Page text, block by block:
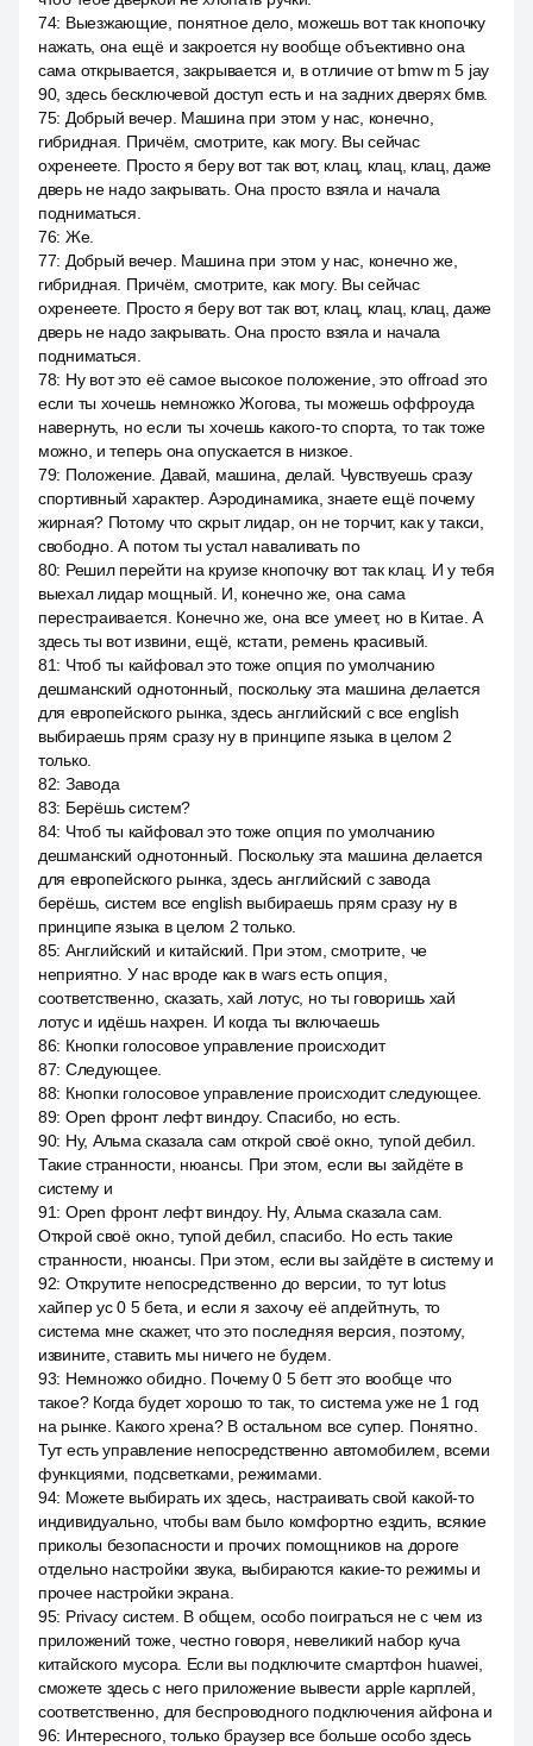
74: Выезжающие, понятное дело, можешь вот так кнопочку
нажать, она ещё и закроется ну вообще объективно она
сама открывается, закрывается и, в отличие от bmw m 5 jay
90, здесь бесключевой доступ есть и на задних дверях бмв.
75: Добрый вечер. Машина при этом у нас, конечно,
гибридная. Причём, смотрите, как могу. Вы сейчас
охренеете. Просто я беру вот так вот, клац, клац, клац, даже
дверь не надо закрывать. Она просто взяла и начала
подниматься.
76: Же.
77: Добрый вечер. Машина при этом у нас, конечно же,
гибридная. Причём, смотрите, как могу. Вы сейчас
охренеете. Просто я беру вот так вот, клац, клац, клац, даже
дверь не надо закрывать. Она просто взяла и начала
подниматься.
78: Ну вот это её самое высокое положение, это offroad это
если ты хочешь немножко Жогова, ты можешь оффроуда
навернуть, но если ты хочешь какого-то спорта, то так тоже
можно, и теперь она опускается в низкое.
79: Положение. Давай, машина, делай. Чувствуешь сразу
спортивный характер. Аэродинамика, знаете ещё почему
жирная? Потому что скрыт лидар, он не торчит, как у такси,
свободно. А потом ты устал наваливать по
80: Решил перейти на круизе кнопочку вот так клац. И у тебя
выехал лидар мощный. И, конечно же, она сама
перестраивается. Конечно же, она все умеет, но в Китае. А
здесь ты вот извини, ещё, кстати, ремень красивый.
81: Чтоб ты кайфовал это тоже опция по умолчанию
дешманский однотонный, поскольку эта машина делается
для европейского рынка, здесь английский с все english
выбираешь прям сразу ну в принципе языка в целом 2
только.
82: Завода
83: Берёшь систем?
84: Чтоб ты кайфовал это тоже опция по умолчанию
дешманский однотонный. Поскольку эта машина делается
для европейского рынка, здесь английский с завода
берёшь, систем все english выбираешь прям сразу ну в
принципе языка в целом 2 только.
85: Английский и китайский. При этом, смотрите, че
неприятно. У нас вроде как в wars есть опция,
соответственно, сказать, хай лотус, но ты говоришь хай
лотус и идёшь нахрен. И когда ты включаешь
86: Кнопки голосовое управление происходит
87: Следующее.
88: Кнопки голосовое управление происходит следующее.
89: Open фронт лефт виндоу. Спасибо, но есть.
90: Ну, Альма сказала сам открой своё окно, тупой дебил.
Такие странности, нюансы. При этом, если вы зайдёте в
систему и
91: Open фронт лефт виндоу. Ну, Альма сказала сам.
Открой своё окно, тупой дебил, спасибо. Но есть такие
странности, нюансы. При этом, если вы зайдёте в систему и
92: Открутите непосредственно до версии, то тут lotus
хайпер ус 0 5 бета, и если я захочу её апдейтнуть, то
система мне скажет, что это последняя версия, поэтому,
извините, ставить мы ничего не будем.
93: Немножко обидно. Почему 0 5 бетт это вообще что
такое? Когда будет хорошо то так, то система уже не 1 год
на рынке. Какого хрена? В остальном все супер. Понятно.
Тут есть управление непосредственно автомобилем, всеми
функциями, подсветками, режимами.
94: Можете выбирать их здесь, настраивать свой какой-то
индивидуально, чтобы вам было комфортно ездить, всякие
приколы безопасности и прочих помощников на дороге
отдельно настройки звука, выбираются какие-то режимы и
прочее настройки экрана.
95: Privacy систем. В общем, особо поиграться не с чем из
приложений тоже, честно говоря, невеликий набор куча
китайского мусора. Если вы подключите смартфон huawei,
сможете здесь с него приложение вывести apple карплей,
соответственно, для беспроводного подключения айфона и
96: Интересного, только браузер все больше особо здесь